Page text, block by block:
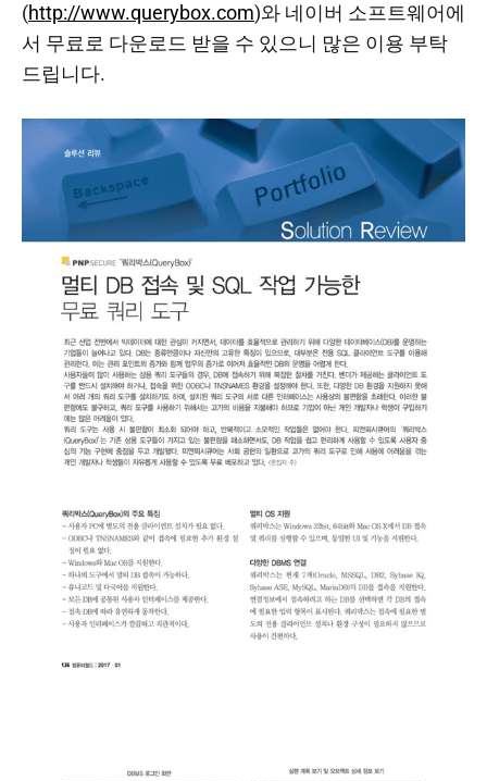
(http://www.querybox.com)와 네이버 소프트웨어에
서 무료로 다운로드 받을 수 있으니 많은 이용 부탁
드립니다.